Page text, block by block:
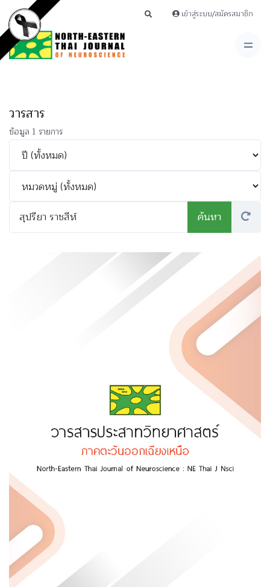
เข้าสู่ระบบ/สมัครสมาชิก
วารสาร
ข้อมูล 1 รายการ